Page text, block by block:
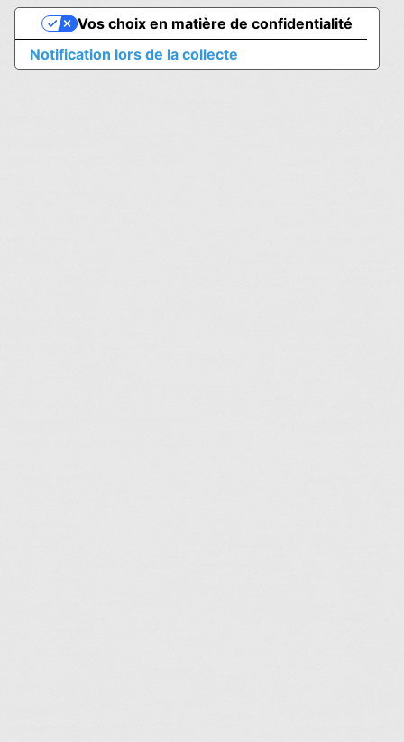
Notification lors de la collecte
Vos choix en matière de confidentialité